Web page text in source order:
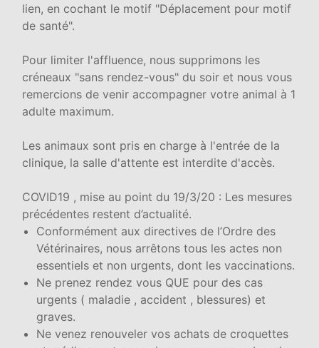
lien, en cochant le motif "Déplacement pour motif
de santé".
Pour limiter l'affluence, nous supprimons les
créneaux "sans rendez-vous" du soir et nous vous
remercions de venir accompagner votre animal à 1
adulte maximum.
Les animaux sont pris en charge à l'entrée de la
clinique, la salle d'attente est interdite d'accès.
COVID19 , mise au point du 19/3/20 : Les mesures
précédentes restent d’actualité.
Conformément aux directives de l’Ordre des
Vétérinaires, nous arrêtons tous les actes non
essentiels et non urgents, dont les vaccinations.
Ne prenez rendez vous QUE pour des cas
urgents ( maladie , accident , blessures) et
graves.
Ne venez renouveler vos achats de croquettes